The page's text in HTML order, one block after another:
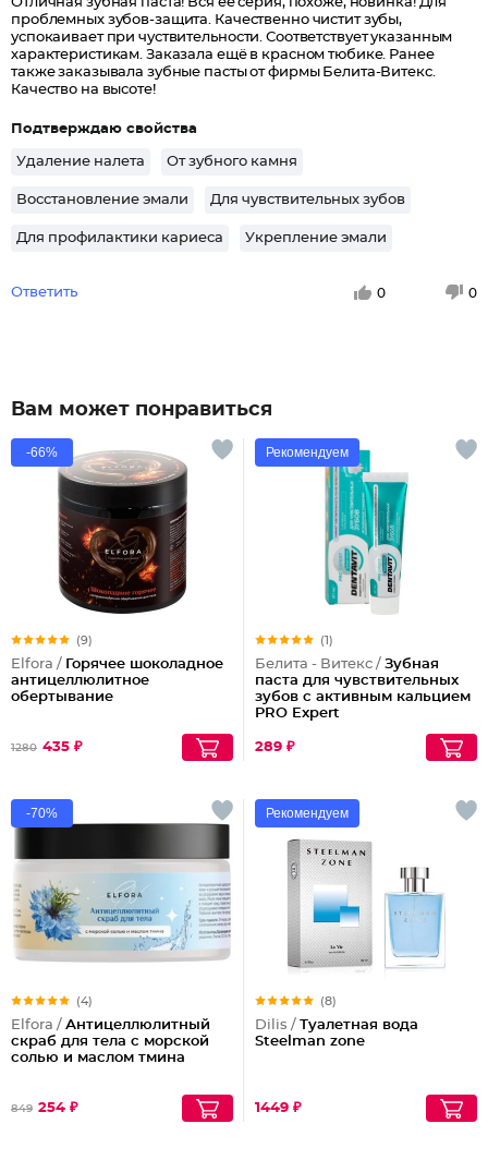
проблемных зубов-защита. Качественно чистит зубы,
успокаивает при чуствительности. Соответствует указанным
характеристикам. Заказала ещё в красном тюбике. Ранее
также заказывала зубные пасты от фирмы Белита-Витекс.
Качество на высоте!
Подтверждаю свойства
Удаление налета От зубного камня
Восстановление эмали Для чувствительных зубов
Для профилактики кариеса Укрепление эмали
Ответить 0 0
Вам может понравиться
-66%
(9)
Elfora / Горячее шоколадное
антицеллюлитное
обертывание
1280 435 ₽
Рекомендуем
(1)
Белита - Витекс / Зубная
паста для чувствительных
зубов с активным кальцием
PRO Expert
289 ₽
-70%
(4)
Elfora / Антицеллюлитный
скраб для тела с морской
солью и маслом тмина
849 254 ₽
Рекомендуем
(8)
Dilis / Туалетная вода
Steelman zone
1449 ₽